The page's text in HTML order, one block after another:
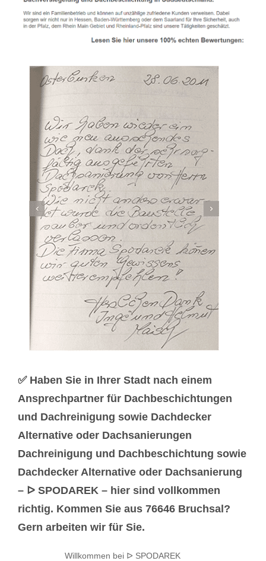
✅ Haben Sie in Ihrer Stadt nach einem
Ansprechpartner für Dachbeschichtungen
und Dachreinigung sowie Dachdecker
Alternative oder Dachsanierungen
Dachreinigung und Dachbeschichtung sowie
Dachdecker Alternative oder Dachsanierung
– ᐅ SPODAREK – hier sind vollkommen
richtig. Kommen Sie aus 76646 Bruchsal?
Gern arbeiten wir für Sie.
Willkommen bei ᐅ SPODAREK